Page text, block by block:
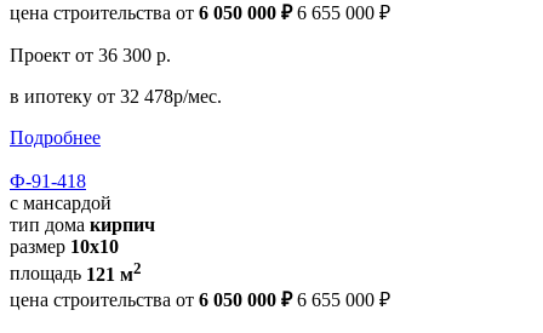
цена строительства от 6 050 000 ₽ 6 655 000 ₽
Проект от 36 300 р.
в ипотеку от 32 478р/мес.
Подробнее
Ф-91-418
с мансардой
тип дома кирпич
размер 10х10
площадь 121 м2
цена строительства от 6 050 000 ₽ 6 655 000 ₽